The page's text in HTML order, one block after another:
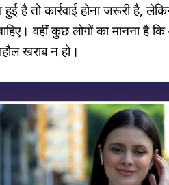
है तो कार्रवाई होना जरूरी है,
वहीं कुछ लोगों का मानना है
खराब न हो।